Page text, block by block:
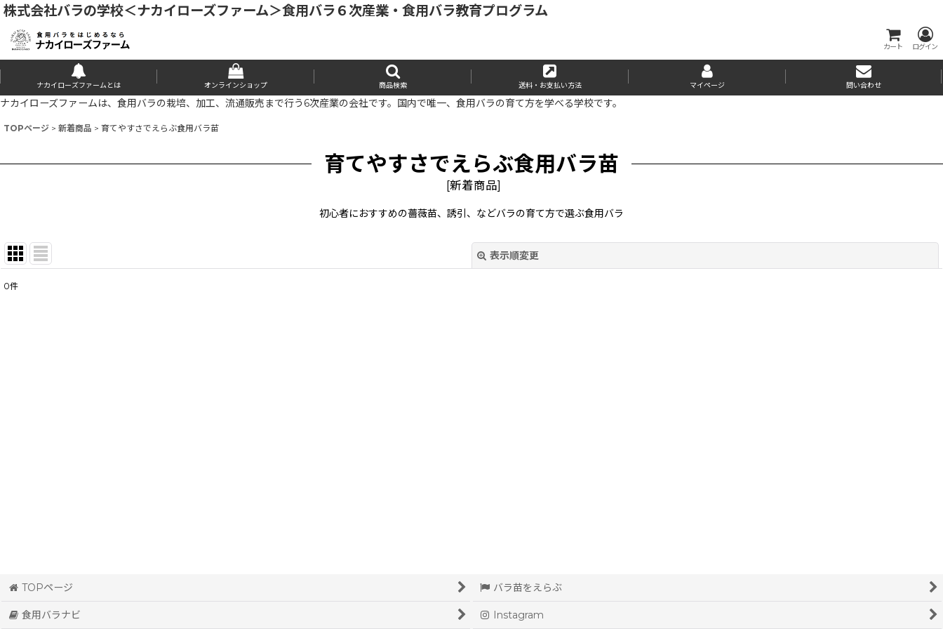
株式会社バラの学校＜ナカイローズファーム＞食用バラ６次産業・食用バラ教育プログラム
カート ログイン
ナカイローズファームとは オンラインショップ 商品検索 送料・お支払い方法 マイページ 問い合わせ
ナカイローズファームは、食用バラの栽培、加工、流通販売まで行う6次産業の会社です。国内で唯一、食用バラの育て方を学べる学校です。
TOPページ > 新着商品 > 育てやすさでえらぶ食用バラ苗
育てやすさでえらぶ食用バラ苗
[新着商品]
初心者におすすめの薔薇苗、誘引、などバラの育て方で選ぶ食用バラ
表示順変更
0件
TOPページ バラ苗をえらぶ
食用バラナビ Instagram